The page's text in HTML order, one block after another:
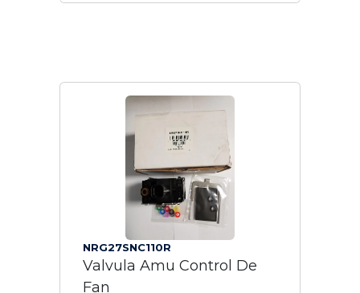
NRG27SNC110R
Valvula Amu Control De
Fan